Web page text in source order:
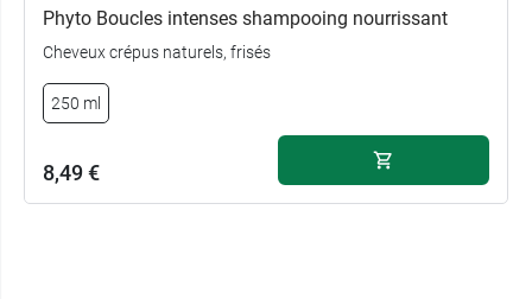
Phyto Boucles intenses shampooing nourrissant
Cheveux crépus naturels, frisés
250 ml
8,49 €